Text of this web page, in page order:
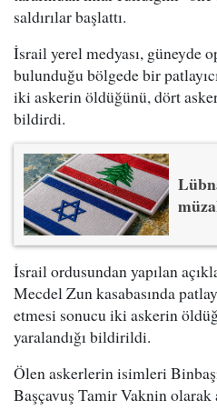
saldırılar başlattı.
İsrail yerel medyası, güneyde
bulunduğu bölgede bir
iki askerin öldüğünü, dört
bildirdi.
İsrail ordusundan yapılan
Mecdel Zun kasabasında
etmesi sonucu iki askerin
yaralandığı bildirildi.
Ölen askerlerin isimleri
Başçavuş Tamir Vaknin olarak